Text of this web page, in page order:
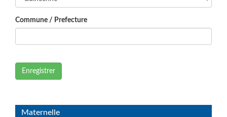
Commune / Prefecture
Enregistrer
Maternelle